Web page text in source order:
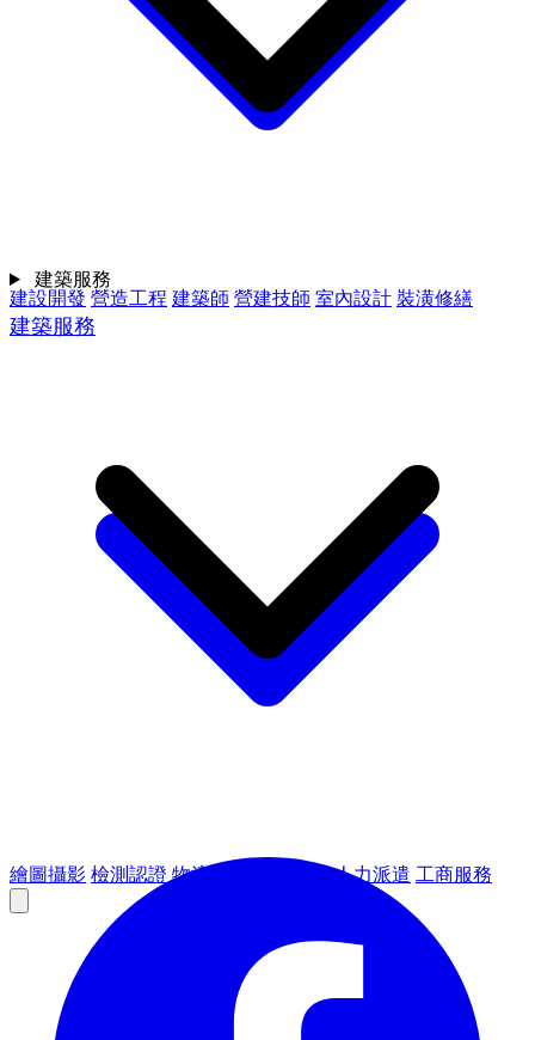
建設開發 營造工程 建築師 營建技師 室內設計 裝潢修繕
建築服務
繪圖攝影 檢測認證 物流倉儲 人力派遣 工商服務
建築服務